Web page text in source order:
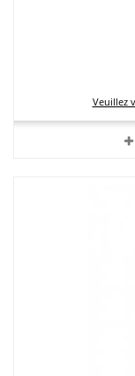
Veuillez